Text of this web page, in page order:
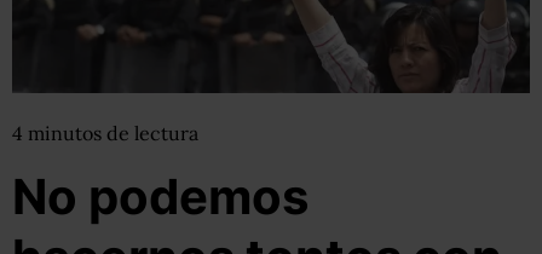
4 minutos de lectura
No podemos